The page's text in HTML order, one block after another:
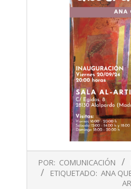
09-
POR: COMUNICACIÓN
ETIQUETADO: ANA